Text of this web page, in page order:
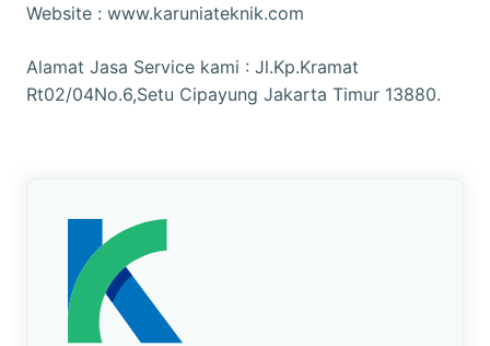
Website : www.karuniateknik.com
Alamat Jasa Service kami : Jl.Kp.Kramat
Rt02/04No.6,Setu Cipayung Jakarta Timur 13880.